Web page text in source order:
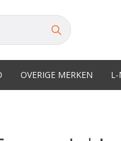
OVERIGE MERKEN L-